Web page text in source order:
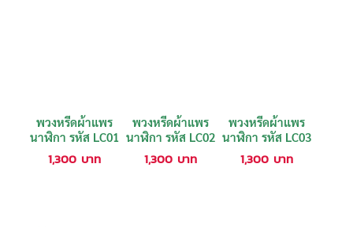
พวงหรีดผ้าแพร
นาฬิกา รหัส LC01
1,300 บาท
พวงหรีดผ้าแพร
นาฬิกา รหัส LC02
1,300 บาท
พวงหรีดผ้าแพร
นาฬิกา รหัส LC03
1,300 บาท